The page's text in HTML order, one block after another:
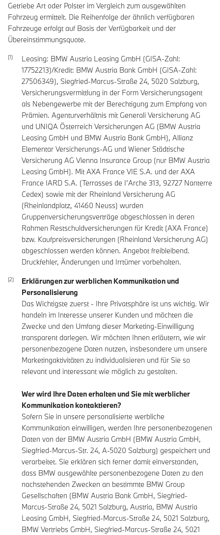
Getriebe Art oder Polster im Vergleich zum ausgewählten
Fahrzeug ermittelt. Die Reihenfolge der ähnlich verfügbaren
Fahrzeuge erfolgt auf Basis der Verfügbarkeit und der
Übereinstimmungsquote.
Leasing: BMW Austria Leasing GmbH (GISA-Zahl:
17752213)/Kredit: BMW Austria Bank GmbH (GISA-Zahl:
27506349), Siegfried-Marcus-Straße 24, 5020 Salzburg,
Versicherungsvermittlung in der Form Versicherungsagent
als Nebengewerbe mit der Berechtigung zum Empfang von
Prämien. Agenturverhältnis mit Generali Versicherung AG
und UNIQA Österreich Versicherungen AG (BMW Austria
Leasing GmbH und BMW Austria Bank GmbH), Allianz
Elementar Versicherungs-AG und Wiener Städtische
Versicherung AG Vienna Insurance Group (nur BMW Austria
Leasing GmbH). Mit AXA France VIE S.A. und der AXA
France IARD S.A. (Terrasses de I’Arche 313, 92727 Nanterre
Cedex) sowie mit der Rheinland Versicherung AG
(Rheinlandplatz, 41460 Neuss) wurden
Gruppenversicherungsverträge abgeschlossen in deren
Rahmen Restschuldversicherungen für Kredit (AXA France)
bzw. Kaufpreisversicherungen (Rheinland Versicherung AG)
abgeschlossen werden können. Angebot freibleibend.
Druckfehler, Änderungen und Irrtümer vorbehalten.
Erklärungen zur werblichen Kommunikation und
Personalisierung
Das Wichtigste zuerst - Ihre Privatsphäre ist uns wichtig. Wir
handeln im Interesse unserer Kunden und möchten die
Zwecke und den Umfang dieser Marketing-Einwilligung
transparent darlegen. Wir möchten Ihnen erläutern, wie wir
personenbezogene Daten nutzen, insbesondere um unsere
Marketingaktivitäten zu individualisieren und für Sie so
relevant und interessant wie möglich zu gestalten.
Wer wird Ihre Daten erhalten und Sie mit werblicher
Kommunikation kontaktieren?
Sofern Sie in unsere personalisierte werbliche
Kommunikation einwilligen, werden Ihre personenbezogenen
Daten von der BMW Austria GmbH (BMW Austria GmbH,
Siegfried-Marcus-Str. 24, A-5020 Salzburg) gespeichert und
verarbeitet. Sie erklären sich ferner damit einverstanden,
dass BMW ausgewählte personenbezogene Daten zu den
nachstehenden Zwecken an bestimmte BMW Group
Gesellschaften (BMW Austria Bank GmbH, Siegfried-
Marcus-Straße 24, 5021 Salzburg, Austria, BMW Austria
Leasing GmbH, Siegfried-Marcus-Straße 24, 5021 Salzburg,
BMW Vertriebs GmbH, Siegfried-Marcus-Straße 24, 5021